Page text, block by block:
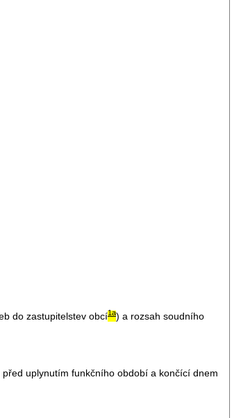
do zastupitelstev obcí1a) a rozsah soudního
uplynutím funkčního období a končící dnem